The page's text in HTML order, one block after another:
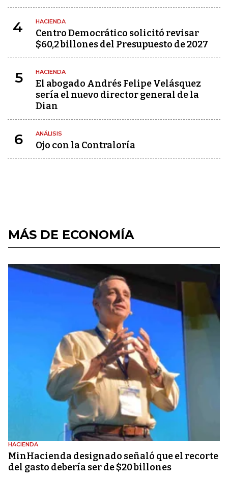
4 HACIENDA
Centro Democrático solicitó revisar
$60,2 billones del Presupuesto de 2027
5 HACIENDA
El abogado Andrés Felipe Velásquez
sería el nuevo director general de la
Dian
6 ANÁLISIS
Ojo con la Contraloría
MÁS DE ECONOMÍA
HACIENDA
MinHacienda designado señaló que el recorte
del gasto debería ser de $20 billones